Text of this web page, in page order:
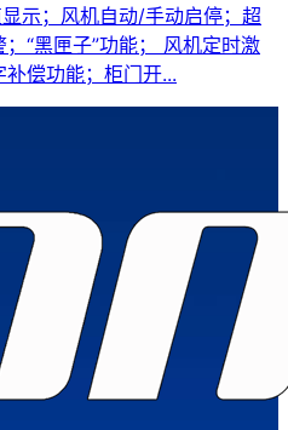
示；风机自动/手动启停；超
“黑匣子”功能； 风机定时激
偿功能；柜门开...